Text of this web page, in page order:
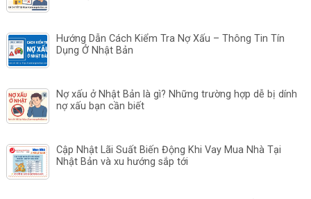
Hướng Dẫn Cách Kiểm Tra Nợ Xấu – Thông Tin Tín
Dụng Ở Nhật Bản
Nợ xấu ở Nhật Bản là gì? Những trường hợp dễ bị dính
nợ xấu bạn cần biết
Cập Nhật Lãi Suất Biến Động Khi Vay Mua Nhà Tại
Nhật Bản và xu hướng sắp tới